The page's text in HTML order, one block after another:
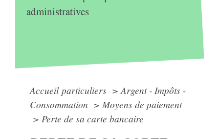
administratives
Accueil particuliers > Argent - Impôts -
Consommation > Moyens de paiement
> Perte de sa carte bancaire